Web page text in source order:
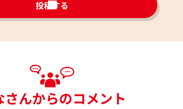
投稿する
さんからのコメント